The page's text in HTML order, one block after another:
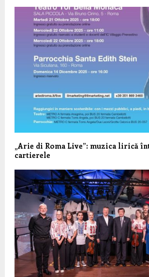
„Arie di Roma Live”: muzica lirică
cartierele